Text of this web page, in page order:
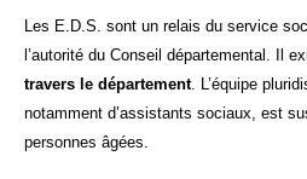
Les E.D.S. sont un relais du service
l’autorité du Conseil départemental. Il
travers le département. L’équipe
notamment d’assistants sociaux, est
personnes âgées.